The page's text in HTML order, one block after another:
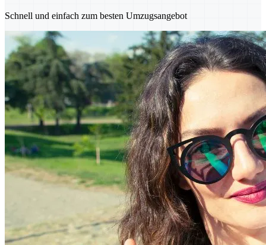
Schnell und einfach zum besten Umzugsangebot